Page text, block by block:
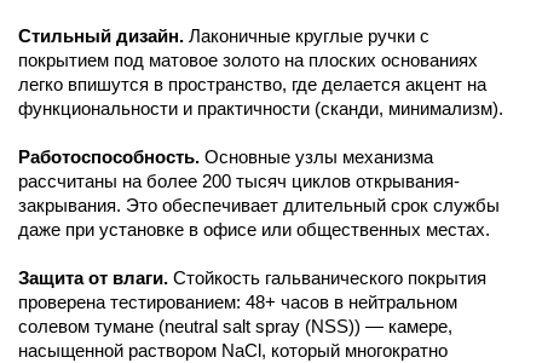
Стильный дизайн. Лаконичные круглые ручки с
покрытием под матовое золото на плоских основаниях
легко впишутся в пространство, где делается акцент на
функциональности и практичности (сканди, минимализм).
Работоспособность. Основные узлы механизма
рассчитаны на более 200 тысяч циклов открывания-
закрывания. Это обеспечивает длительный срок службы
даже при установке в офисе или общественных местах.
Защита от влаги. Стойкость гальванического покрытия
проверена тестированием: 48+ часов в нейтральном
солевом тумане (neutral salt spray (NSS)) — камере,
насыщенной раствором NaCl, который многократно